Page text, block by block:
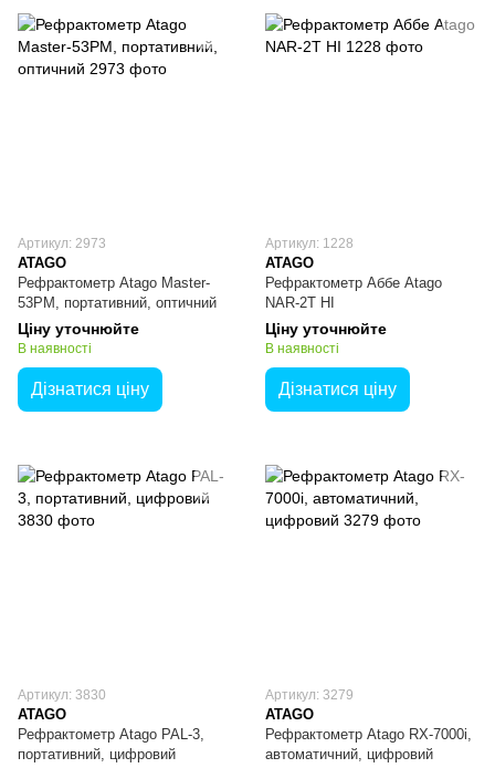
Артикул: 2973
ATAGO
Рефрактометр Atago Master-
53PM, портативний, оптичний
Ціну уточнюйте
В наявності
Дізнатися ціну
Артикул: 1228
ATAGO
Рефрактометр Аббе Atago
NAR-2T HI
Ціну уточнюйте
В наявності
Дізнатися ціну
Артикул: 3830
ATAGO
Рефрактометр Atago PAL-3,
портативний, цифровий
Артикул: 3279
ATAGO
Рефрактометр Atago RX-7000i,
автоматичний, цифровий